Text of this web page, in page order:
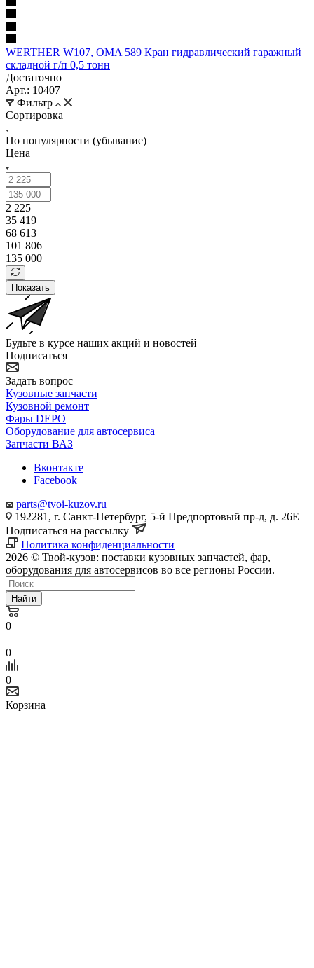
WERTHER W107, OMA 589 Кран гидравлический гаражный
складной г/п 0,5 тонн
Достаточно
Арт.: 10407
Фильтр
Сортировка
По популярности (убывание)
Цена
2 225
35 419
68 613
101 806
135 000
Показать
Будьте в курсе наших акций и новостей
Подписаться
Задать вопрос
Кузовные запчасти
Кузовной ремонт
Фары DEPO
Оборудование для автосервиса
Запчасти ВАЗ
Вконтакте
Facebook
parts@tvoi-kuzov.ru
192281, г. Санкт-Петербург, 5-й Предпортовый пр-д, д. 26Е
Подписаться на рассылку
Политика конфиденциальности
2026 © Твой-кузов: поставки кузовных запчастей, фар,
оборудования для автосервисов во все регионы России.
Найти
0
0
0
Корзина